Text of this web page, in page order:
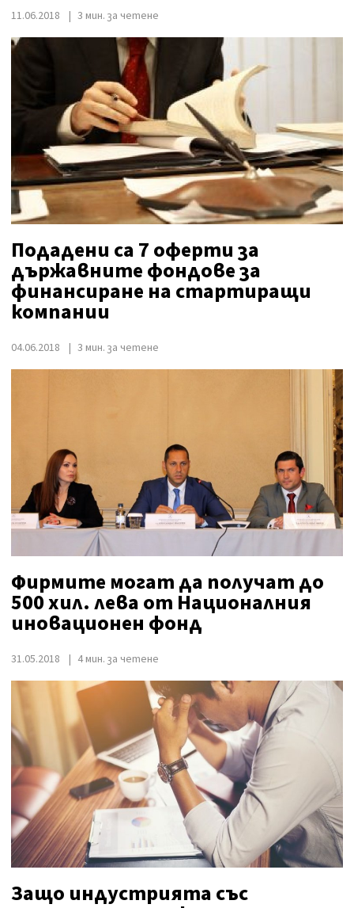
11.06.2018 3 мин. за четене
Подадени са 7 оферти за
държавните фондове за
финансиране на стартиращи
компании
04.06.2018 3 мин. за четене
Фирмите могат да получат до
500 хил. лева от Националния
иновационен фонд
31.05.2018 4 мин. за четене
Защо индустрията със